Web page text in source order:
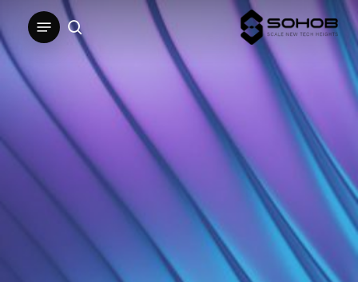
Skip
to
main
content
search
Menu